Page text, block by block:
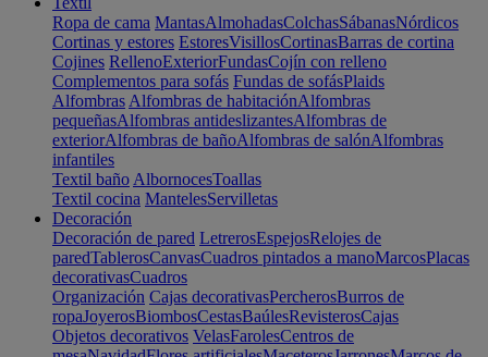
Ropa de cama MantasAlmohadasColchasSábanasNórdicos
Cortinas y estores EstoresVisillosCortinasBarras de cortina
Cojines RellenoExteriorFundasCojín con relleno
Complementos para sofás Fundas de sofásPlaids
Alfombras Alfombras de habitaciónAlfombras
pequeñasAlfombras antideslizantesAlfombras de
exteriorAlfombras de bañoAlfombras de salónAlfombras
infantiles
Textil baño AlbornocesToallas
Textil cocina MantelesServilletas
Decoración
Decoración de pared LetrerosEspejosRelojes de
paredTablerosCanvasCuadros pintados a manoMarcosPlacas
decorativasCuadros
Organización Cajas decorativasPercherosBurros de
ropaJoyerosBiombosCestasBaúlesRevisterosCajas
Objetos decorativos VelasFarolesCentros de